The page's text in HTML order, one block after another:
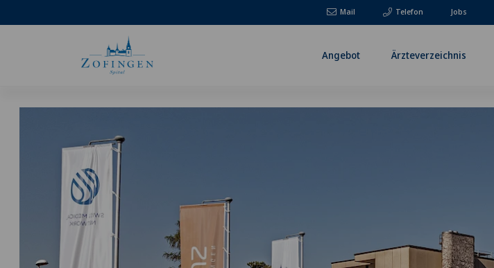
Mail Telefon Jobs
Angebot Ärzteverzeichnis